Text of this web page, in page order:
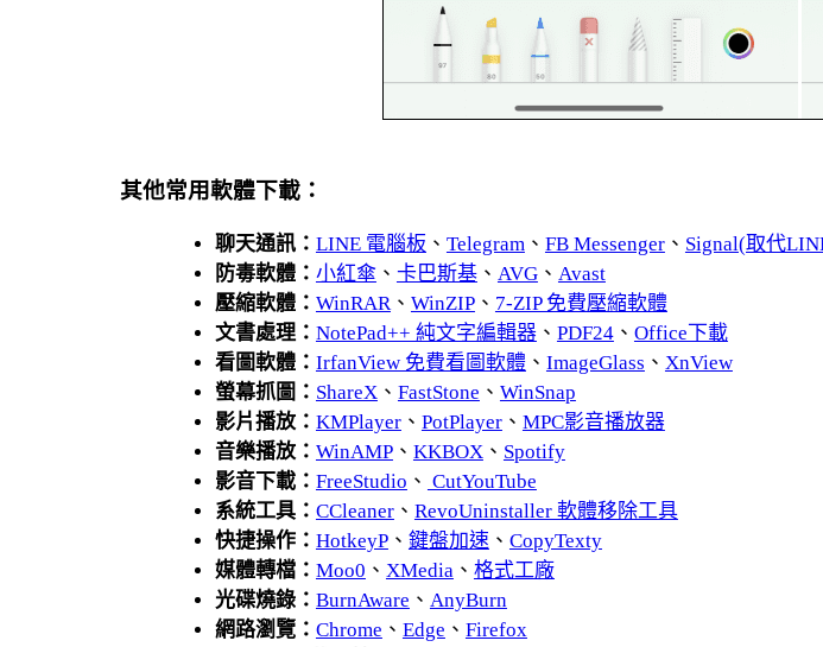
其他常用軟體下載：
聊天通訊： LINE 電腦板 、 Telegram、 FB Messenger、 Signal(取代
防毒軟體： 小紅傘 、 卡巴斯基、 AVG、 Avast
壓縮軟體： WinRAR、 WinZIP、 7-ZIP 免費壓縮軟體
文書處理： NotePad++ 純文字編輯器、 PDF24、 Office下載
看圖軟體： IrfanView 免費看圖軟體、 ImageGlass 、 XnView
螢幕抓圖： ShareX、 FastStone 、 WinSnap
影片播放： KMPlayer、 PotPlayer、 MPC影音播放器
音樂播放： WinAMP、 KKBOX、 Spotify
影音下載： FreeStudio 、 CutYouTube
系統工具： CCleaner、 RevoUninstaller 軟體移除工具
快捷操作： HotkeyP、 鍵盤加速、 CopyTexty
媒體轉檔： Moo0 、 XMedia、 格式工廠
光碟燒錄： BurnAware 、 AnyBurn
網路瀏覽： Chrome 、 Edge 、 Firefox